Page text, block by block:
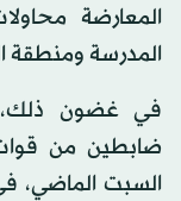
المعارضة
المدرسة ومنطقة
في غضون ذلك،
ضابطين من قوات
السبت الماضي،